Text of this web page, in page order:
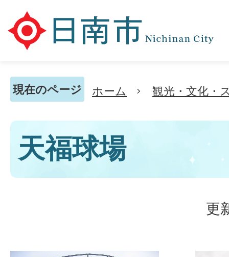
現在のページ ホーム 観光・文化・
天福球場
更